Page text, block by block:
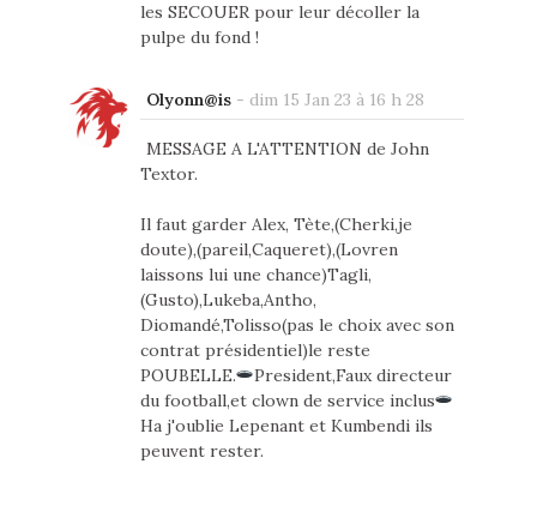
les SECOUER pour leur décoller la
pulpe du fond !
Olyonn@is- dim 15 Jan 23 à 16 h 28
MESSAGE A L'ATTENTION de John
Textor.
Il faut garder Alex, Tète,(Cherki,je
doute),(pareil,Caqueret),(Lovren
laissons lui une chance)Tagli,
(Gusto),Lukeba,Antho,
Diomandé,Tolisso(pas le choix avec son
contrat présidentiel)le reste
POUBELLE.
President,Faux directeur
du football,et clown de service inclus
Ha j'oublie Lepenant et Kumbendi ils
peuvent rester.